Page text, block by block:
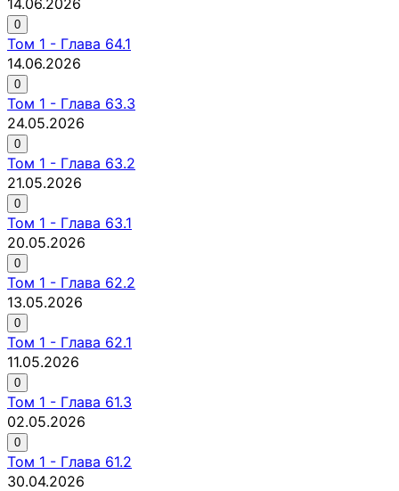
0
Том 1 - Глава 64.1
14.06.2026
0
Том 1 - Глава 63.3
24.05.2026
0
Том 1 - Глава 63.2
21.05.2026
0
Том 1 - Глава 63.1
20.05.2026
0
Том 1 - Глава 62.2
13.05.2026
0
Том 1 - Глава 62.1
11.05.2026
0
Том 1 - Глава 61.3
02.05.2026
0
Том 1 - Глава 61.2
30.04.2026